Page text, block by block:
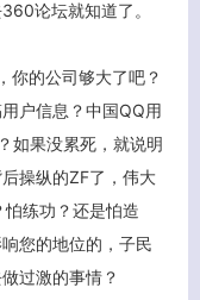
论坛就知道了。
你的公司够大了吧？
户信息？中国QQ用
如果没累死，就说明
操纵的ZF了，伟大
练功？还是怕造
您的地位的，子民
过激的事情？